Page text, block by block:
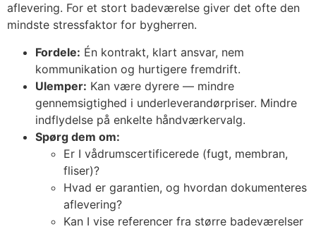
aflevering. For et stort badeværelse giver det ofte den
mindste stressfaktor for bygherren.
Fordele: Én kontrakt, klart ansvar, nem
kommunikation og hurtigere fremdrift.
Ulemper: Kan være dyrere — mindre
gennemsigtighed i underleverandørpriser. Mindre
indflydelse på enkelte håndværkervalg.
Spørg dem om:
Er I vådrumscertificerede (fugt, membran,
fliser)?
Hvad er garantien, og hvordan dokumenteres
aflevering?
Kan I vise referencer fra større badeværelser